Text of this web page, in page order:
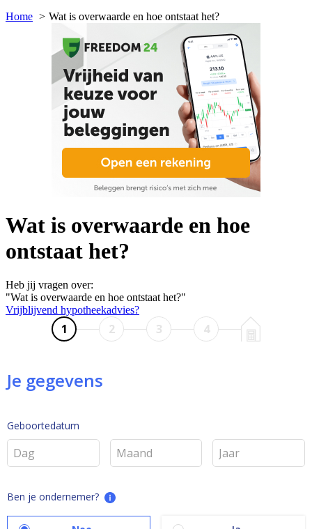
Home
Wat is overwaarde en hoe ontstaat het?
Wat is overwaarde en hoe
ontstaat het?
Heb jij vragen over:
"Wat is overwaarde en hoe ontstaat het?"
Vrijblijvend hypotheekadvies?